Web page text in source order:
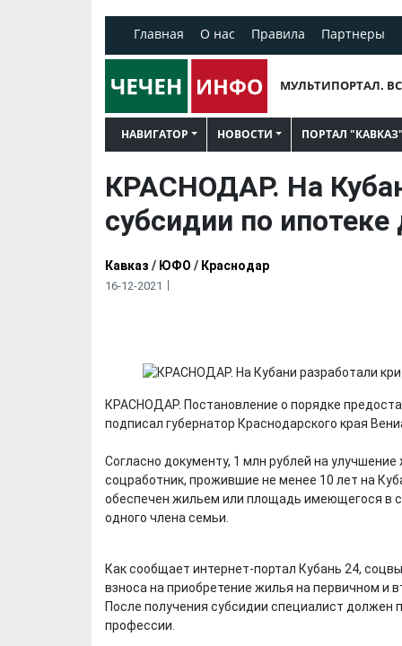
Главная О нас Правила Партнеры
МУЛЬТИПОРТАЛ.
НАВИГАТОР НОВОСТИ ПОРТАЛ "КАВКАЗ"
КРАСНОДАР. На
субсидии по ипотеке
Кавказ / ЮФО / Краснодар
16-12-2021
КРАСНОДАР. Постановление о порядке
подписал губернатор Краснодарского края
Согласно документу, 1 млн рублей на
соцработник, прожившие не менее 10 лет на
обеспечен жильем или площадь имеющегося в
одного члена семьи.
Как сообщает интернет-портал Кубань 24,
взноса на приобретение жилья на первичном и
После получения субсидии специалист
профессии.